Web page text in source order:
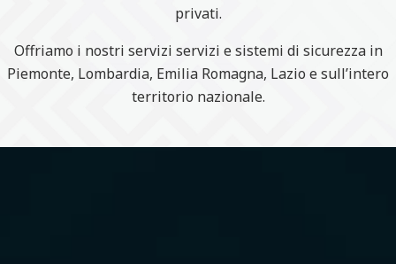
privati.
Offriamo i nostri servizi servizi e sistemi di sicurezza in
Piemonte, Lombardia, Emilia Romagna, Lazio e sull’intero
territorio nazionale.